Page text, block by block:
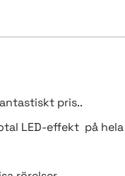
pris..
LED-effekt på